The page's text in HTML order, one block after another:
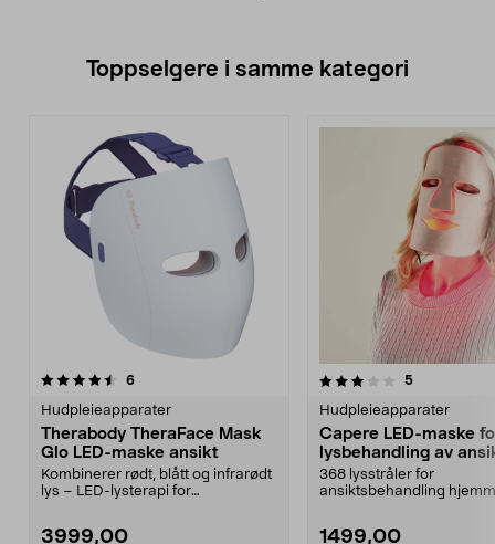
Toppselgere i samme kategori
6anmeldelser
Hudpleieapparater
Therabody TheraFace Mask
Glo LED-maske ansikt
Kombinerer rødt, blått og infrarødt
lys – LED-lysterapi for
3999,00
3.0 av 5 stjerner 5anmeldelser
Hudpleieapparater
Capere LED-maske
lysbehandling av
368 lysstråler for
ansiktsbehandling
1499,00
5.0 av 5 stjerner